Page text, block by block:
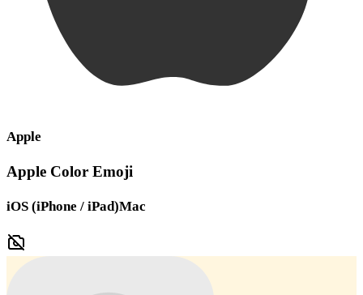
Apple
Apple Color Emoji
iOS (iPhone / iPad)Mac